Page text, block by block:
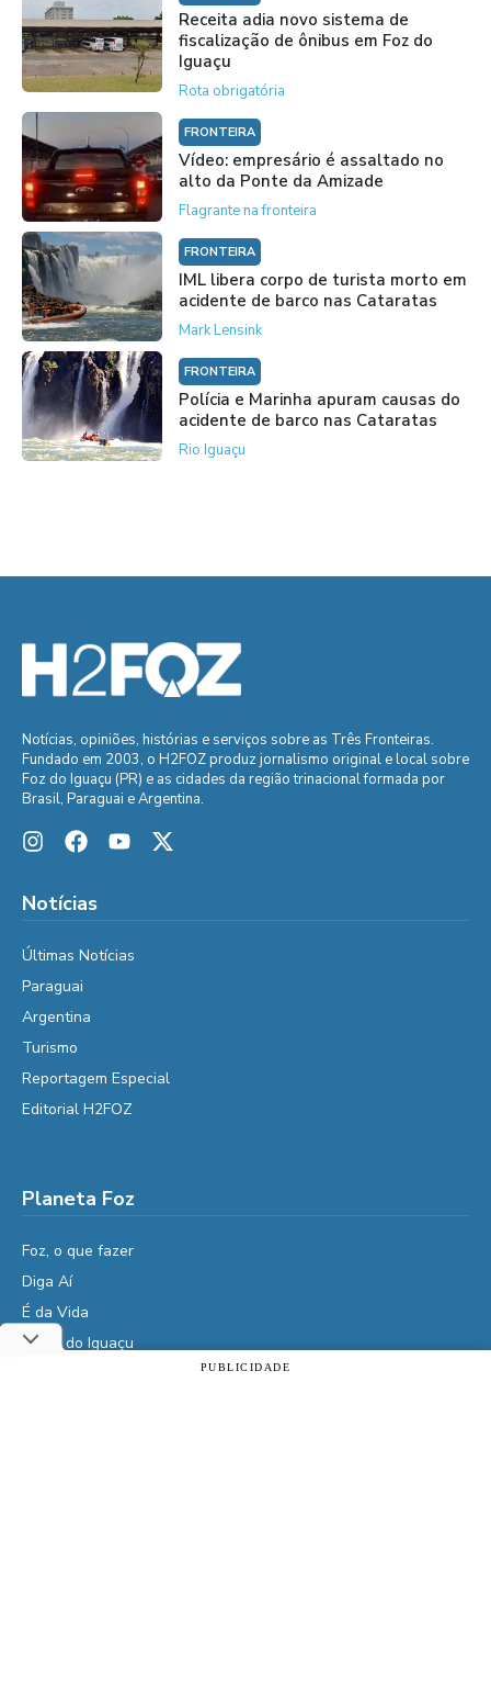
Receita adia novo sistema de
fiscalização de ônibus em Foz do
Iguaçu
Rota obrigatória
FRONTEIRA
Vídeo: empresário é assaltado no
alto da Ponte da Amizade
Flagrante na fronteira
FRONTEIRA
IML libera corpo de turista morto em
acidente de barco nas Cataratas
Mark Lensink
FRONTEIRA
Polícia e Marinha apuram causas do
acidente de barco nas Cataratas
Rio Iguaçu
Notícias, opiniões, histórias e serviços sobre as Três Fronteiras.
Fundado em 2003, o H2FOZ produz jornalismo original e local sobre
Foz do Iguaçu (PR) e as cidades da região trinacional formada por
Brasil, Paraguai e Argentina.
Notícias
Últimas Notícias
Paraguai
Argentina
Turismo
Reportagem Especial
Editorial H2FOZ
Planeta Foz
Foz, o que fazer
Diga Aí
É da Vida
Vidas do Iguaçu
PUBLICIDADE